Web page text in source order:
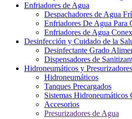
Enfriadores de Agua
Despachadores de Agua
Enfriadores De Agua Para
Enfriadores de Agua
Desinfección y Cuidado de la
Desinfectante Grado
Dispensadores de
Hidroneumáticos y
Hidroneumáticos
Tanques Precargados
Sistemas Hidroneumáticos
Accesorios
Presurizadores de Agua